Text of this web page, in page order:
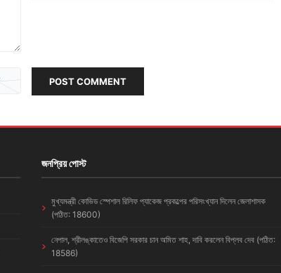
POST COMMENT
জনপ্রিয় পোস্ট
মুখ্যমন্ত্রী কোভিড স্পেশাল রিলিফ প্যাকেজ প্রকল্পের পরিসংখ্যান দিলেন জেলাশাসক
(পঠিত: 18600)
নেপাল, শ্রীলঙ্কাতেও বিজেপি সরকার চান অমিত শাহ, দাবি করলেন বিপ্লব দেব (পঠিত:
18586)